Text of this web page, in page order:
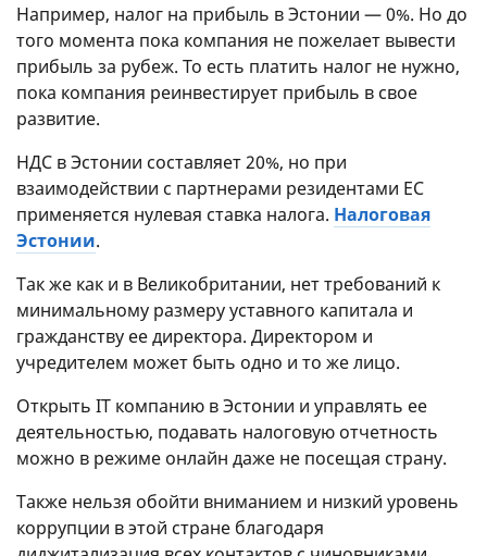
Например, налог на прибыль в Эстонии — 0%. Но до
того момента пока компания не пожелает вывести
прибыль за рубеж. То есть платить налог не нужно,
пока компания реинвестирует прибыль в свое
развитие.
НДС в Эстонии составляет 20%, но при
взаимодействии с партнерами резидентами ЕС
применяется нулевая ставка налога. Налоговая
Эстонии.
Так же как и в Великобритании, нет требований к
минимальному размеру уставного капитала и
гражданству ее директора. Директором и
учредителем может быть одно и то же лицо.
Открыть IT компанию в Эстонии и управлять ее
деятельностью, подавать налоговую отчетность
можно в режиме онлайн даже не посещая страну.
Также нельзя обойти вниманием и низкий уровень
коррупции в этой стране благодаря